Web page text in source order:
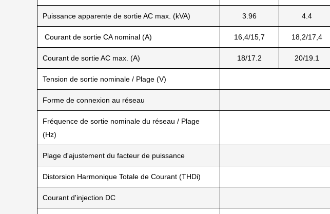
Puissance apparente de sortie AC max. (kVA) 3.96 4.4
Courant de sortie CA nominal (A) 16,4/15,7 18,2/17,4
Courant de sortie AC max. (A) 18/17.2 20/19.1
Tension de sortie nominale / Plage (V)
Forme de connexion au réseau
Fréquence de sortie nominale du réseau / Plage
(Hz)
Plage d'ajustement du facteur de puissance
Distorsion Harmonique Totale de Courant (THDi)
Courant d'injection DC